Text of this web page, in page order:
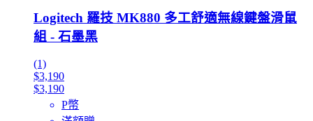
Logitech 羅技 MK880 多工舒適無線鍵盤滑鼠
組 - 石墨黑
(1)
$3,190
$3,190
P幣